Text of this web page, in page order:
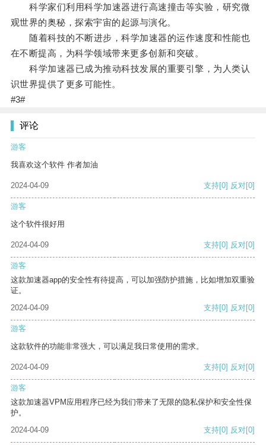
科学家们利用科学加速器进行高速撞击等实验，研究微
观世界的奥秘，探索宇宙的起源与演化。
随着科技的不断进步，科学加速器的运作速度和性能也
在不断提高，为科学领域带来更多创新和突破。
科学加速器已成为推动科技发展的重要引擎，为人类认
识世界提供了更多可能性。
#3#
评论
游客
我喜欢这个软件 作者加油
2024-04-09 支持[0] 反对[0]
游客
这个软件很好用
2024-04-09 支持[0] 反对[0]
游客
这款加速器app的安全性有待提高，可以加强防护措施，比如增加双重验
证。
2024-04-09
支持[0] 反对[0]
游客
这款软件的功能非常强大，可以满足我日常使用的需求。
2024-04-09 支持[0] 反对[0]
游客
这款加速器VPM应用程序已经为我们带来了无限的隐私保护和安全性保
护。
2024-04-09
支持[0] 反对[0]